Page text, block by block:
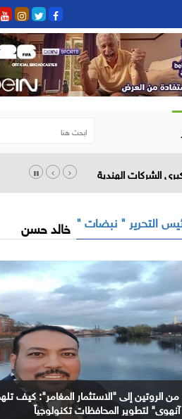
الشركات الهندية
التحرير " نبضات " خالد حسن
الروتين إلى "الاستثمار المغامر": كيف
لتطوير المحافظات تكنولوجياً